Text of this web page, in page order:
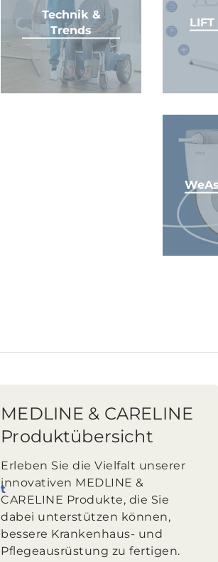
Technik &
Trends
MEDLINE & CARELINE
Produktübersicht
Erleben Sie die Vielfalt unserer
innovativen MEDLINE &
CARELINE Produkte, die Sie
dabei unterstützen können,
bessere Krankenhaus- und
Pflegeausrüstung zu fertigen.